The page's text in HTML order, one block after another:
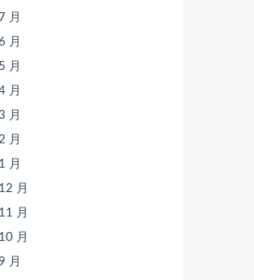
月
月
月
月
月
月
月
月
月
月
月